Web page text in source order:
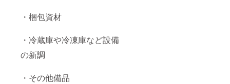
・梱包資材
・冷蔵庫や冷凍庫など設備
の新調
・その他備品